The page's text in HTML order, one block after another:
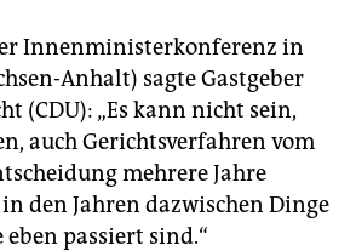
Innenministerkonferenz in
Anhalt) sagte Gastgeber
(CDU): „Es kann nicht sein,
auch Gerichtsverfahren vom
mehrere Jahre
den Jahren dazwischen Dinge
eben passiert sind.“